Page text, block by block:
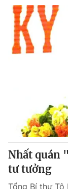
Nhất quán
tư tưởng
Tổng Bí thư Tô